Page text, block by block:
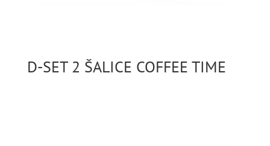
D-SET 2 ŠALICE COFFEE TIME